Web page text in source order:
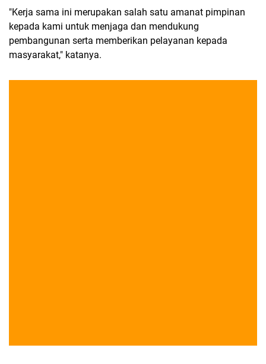
"Kerja sama ini merupakan salah satu amanat pimpinan
kepada kami untuk menjaga dan mendukung
pembangunan serta memberikan pelayanan kepada
masyarakat," katanya.